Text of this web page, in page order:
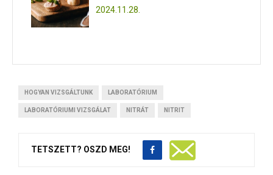
2024.11.28.
HOGYAN VIZSGÁLTUNK LABORATÓRIUM
LABORATÓRIUMI VIZSGÁLAT NITRÁT NITRIT
TETSZETT? OSZD MEG!